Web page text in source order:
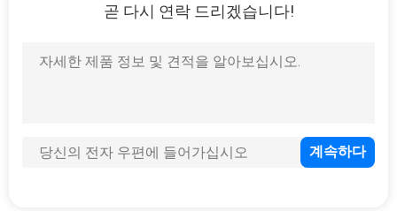
성형기를 캘린더에
곧 다시 연락 드리겠습니다!